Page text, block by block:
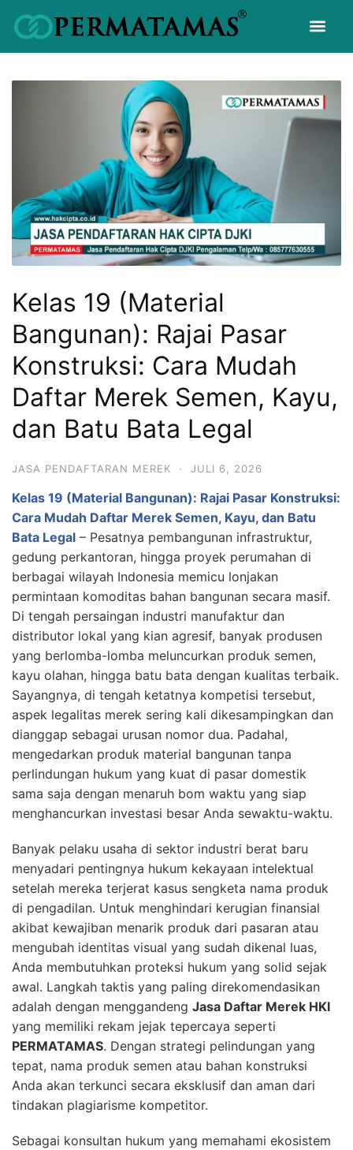
Kelas 19 (Material
Bangunan): Rajai Pasar
Konstruksi: Cara Mudah
Daftar Merek Semen, Kayu,
dan Batu Bata Legal
JASA PENDAFTARAN MEREK · JULI 6, 2026
Kelas 19 (Material Bangunan): Rajai Pasar Konstruksi:
Cara Mudah Daftar Merek Semen, Kayu, dan Batu
Bata Legal – Pesatnya pembangunan infrastruktur,
gedung perkantoran, hingga proyek perumahan di
berbagai wilayah Indonesia memicu lonjakan
permintaan komoditas bahan bangunan secara masif.
Di tengah persaingan industri manufaktur dan
distributor lokal yang kian agresif, banyak produsen
yang berlomba-lomba meluncurkan produk semen,
kayu olahan, hingga batu bata dengan kualitas terbaik.
Sayangnya, di tengah ketatnya kompetisi tersebut,
aspek legalitas merek sering kali dikesampingkan dan
dianggap sebagai urusan nomor dua. Padahal,
mengedarkan produk material bangunan tanpa
perlindungan hukum yang kuat di pasar domestik
sama saja dengan menaruh bom waktu yang siap
menghancurkan investasi besar Anda sewaktu-waktu.
Banyak pelaku usaha di sektor industri berat baru
menyadari pentingnya hukum kekayaan intelektual
setelah mereka terjerat kasus sengketa nama produk
di pengadilan. Untuk menghindari kerugian finansial
akibat kewajiban menarik produk dari pasaran atau
mengubah identitas visual yang sudah dikenal luas,
Anda membutuhkan proteksi hukum yang solid sejak
awal. Langkah taktis yang paling direkomendasikan
adalah dengan menggandeng Jasa Daftar Merek HKI
yang memiliki rekam jejak tepercaya seperti
PERMATAMAS. Dengan strategi pelindungan yang
tepat, nama produk semen atau bahan konstruksi
Anda akan terkunci secara eksklusif dan aman dari
tindakan plagiarisme kompetitor.
Sebagai konsultan hukum yang memahami ekosistem